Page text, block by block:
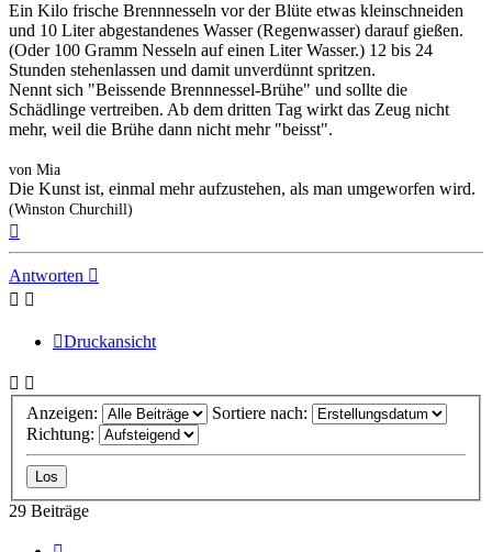
Ein Kilo frische Brennnesseln vor der Blüte etwas kleinschneiden
und 10 Liter abgestandenes Wasser (Regenwasser) darauf gießen.
(Oder 100 Gramm Nesseln auf einen Liter Wasser.) 12 bis 24
Stunden stehenlassen und damit unverdünnt spritzen.
Nennt sich "Beissende Brennnessel-Brühe" und sollte die
Schädlinge vertreiben. Ab dem dritten Tag wirkt das Zeug nicht
mehr, weil die Brühe dann nicht mehr "beisst".
von Mia
Die Kunst ist, einmal mehr aufzustehen, als man umgeworfen wird.
(Winston Churchill)
Antworten
Druckansicht
Anzeigen:
Sortiere nach:
Richtung:
29 Beiträge